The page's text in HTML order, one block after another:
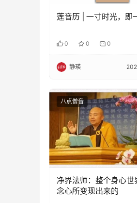
莲音历 | 一寸时光，即
0 0 0
静瑛
八点僧音
净界法师：整个身心世
念心所变现出来的